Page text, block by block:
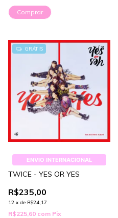
Comprar
1/3
GRÁTIS
ENVIO INTERNACIONAL
TWICE - YES OR YES
R$235,00
12 x de R$24,17
R$225,60 com Pix